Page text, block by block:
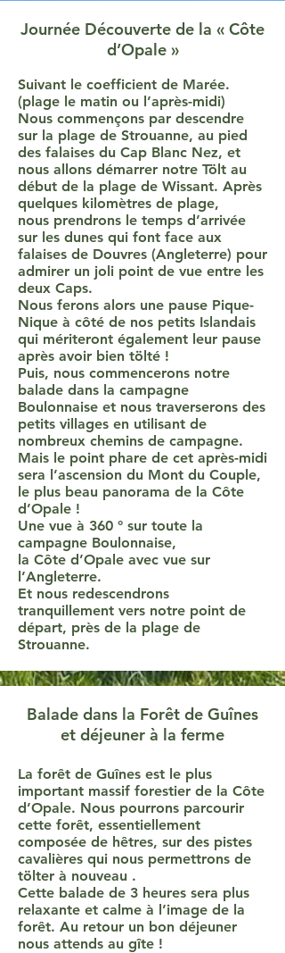
Journée Découverte de la « Côte
d’Opale »
Suivant le coefficient de Marée.
(plage le matin ou l’après-midi)
Nous commençons par descendre
sur la plage de Strouanne, au pied
des falaises du Cap Blanc Nez, et
nous allons démarrer notre Tölt au
début de la plage de Wissant. Après
quelques kilomètres de plage,
nous prendrons le temps d’arrivée
sur les dunes qui font face aux
falaises de Douvres (Angleterre) pour
admirer un joli point de vue entre les
deux Caps.
Nous ferons alors une pause Pique-
Nique à côté de nos petits Islandais
qui mériteront également leur pause
après avoir bien tölté !
Puis, nous commencerons notre
balade dans la campagne
Boulonnaise et nous traverserons des
petits villages en utilisant de
nombreux chemins de campagne.
Mais le point phare de cet après-midi
sera l’ascension du Mont du Couple,
le plus beau panorama de la Côte
d’Opale !
Une vue à 360 ° sur toute la
campagne Boulonnaise,
la Côte d’Opale avec vue sur
l’Angleterre.
Et nous redescendrons
tranquillement vers notre point de
départ, près de la plage de
Strouanne.
Balade dans la Forêt de Guînes
et déjeuner à la ferme
La forêt de Guînes est le plus
important massif forestier de la Côte
d’Opale. Nous pourrons parcourir
cette forêt, essentiellement
composée de hêtres, sur des pistes
cavalières qui nous permettrons de
tölter à nouveau .
Cette balade de 3 heures sera plus
relaxante et calme à l’image de la
forêt. Au retour un bon déjeuner
nous attends au gîte !